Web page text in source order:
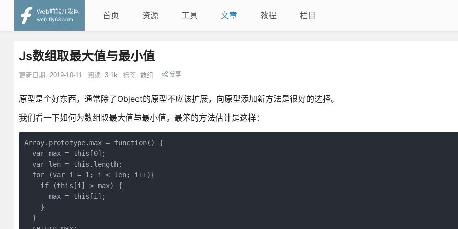
Web前端开发网
web.fly63.com
首页 资源 工具 文章 教程 栏目
Js数组取最大值与最小值
更新日期: 2019-10-11 阅读: 3.1k 标签: 数组 分享
原型是个好东西，通常除了Object的原型不应该扩展，向原型添加新方法是很好的选择。
我们看一下如何为数组取最大值与最小值。最笨的方法估计是这样：
Array.prototype.max = function() {
  var max = this[0];
  var len = this.length;
  for (var i = 1; i < len; i++){
    if (this[i] > max) {
      max = this[i];
    }
  }